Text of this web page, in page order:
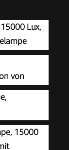
Lux,
von
für
15000